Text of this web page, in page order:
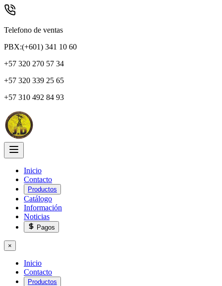
Telefono de ventas
PBX:(+601) 341 10 60
+57 320 270 57 34
+57 320 339 25 65
+57 310 492 84 93
Inicio
Contacto
Productos
Catálogo
Información
Noticias
Pagos
×
Inicio
Contacto
Productos